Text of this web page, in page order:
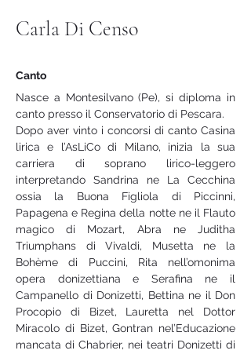
Carla Di Censo
Canto
Nasce a Montesilvano (Pe), si diploma in
canto presso il Conservatorio di Pescara.
Dopo aver vinto i concorsi di canto Casina
lirica e l’AsLiCo di Milano, inizia la sua
carriera di soprano lirico-leggero
interpretando Sandrina ne La Cecchina
ossia la Buona Figliola di Piccinni,
Papagena e Regina della notte ne il Flauto
magico di Mozart, Abra ne Juditha
Triumphans di Vivaldi, Musetta ne la
Bohème di Puccini, Rita nell’omonima
opera donizettiana e Serafina ne il
Campanello di Donizetti, Bettina ne il Don
Procopio di Bizet, Lauretta nel Dottor
Miracolo di Bizet, Gontran nel’Educazione
mancata di Chabrier, nei teatri Donizetti di